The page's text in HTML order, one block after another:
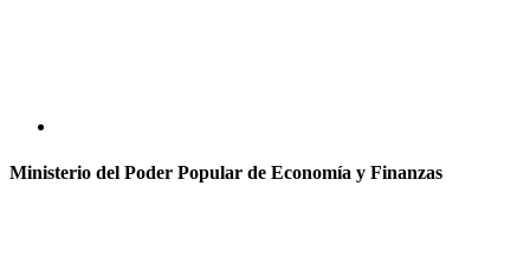
Ministerio del Poder Popular de Economía y Finanzas